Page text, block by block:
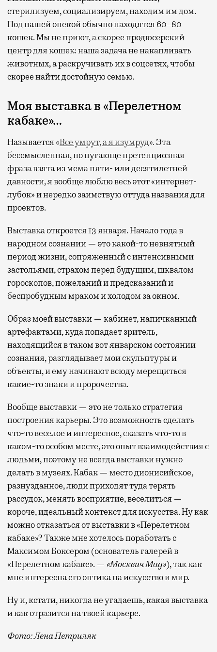
стерилизуем, социализируем, находим им дом.
Под нашей опекой обычно находятся 60–80
кошек. Мы не приют, а скорее продюсерский
центр для кошек: наша задача не накапливать
животных, а раскручивать их в соцсетях, чтобы
скорее найти достойную семью.
Моя выставка в «Перелетном
кабаке»…
Называется«Все умрут, а я изумруд». Эта
бессмысленная, но пугающе претенциозная
фраза взята из мема пяти- или десятилетней
давности, я вообще люблю весь этот «интернет-
лубок» и нередко заимствую оттуда названия для
проектов.
Выставка откроется 13 января. Начало года в
народном сознании — это какой-то невнятный
период жизни, сопряженный с интенсивными
застольями, страхом перед будущим, шквалом
гороскопов, пожеланий и предсказаний и
беспробудным мраком и холодом за окном.
Образ моей выставки — кабинет, напичканный
артефактами, куда попадает зритель,
находящийся в таком вот январском состоянии
сознания, разглядывает мои скульптуры и
объекты, и ему начинают всюду мерещиться
какие-то знаки и пророчества.
Вообще выставки — это не только стратегия
построения карьеры. Это возможность сделать
что-то веселое и интересное, сказать что-то в
каком-то особом месте, это опыт взаимодействия с
людьми, поэтому не всегда выставки нужно
делать в музеях. Кабак — место дионисийское,
разнузданное, люди приходят туда терять
рассудок, менять восприятие, веселиться —
короче, идеальный контекст для искусства. Ну как
можно отказаться от выставки в «Перелетном
кабаке»? Также мне хотелось поработать с
Максимом Боксером (основатель галерей в
«Перелетном кабаке». — «Москвич Mag»), так как
мне интересна его оптика на искусство и мир.
Ну и, кстати, никогда не угадаешь, какая выставка
и как отразится на твоей карьере.
Фото: Лена Петриляк